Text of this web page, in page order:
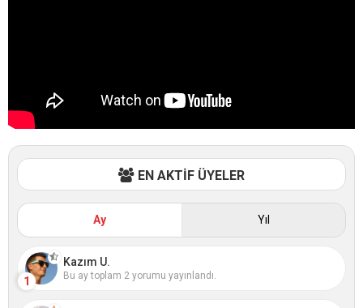
EN AKTİF ÜYELER
Ay Yıl
1
Kazım U.
Bu ay toplam 2 yorumu yayınlandı.